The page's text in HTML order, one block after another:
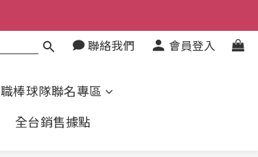
聯絡我們 會員登入
職棒球隊聯名專區
全台銷售據點